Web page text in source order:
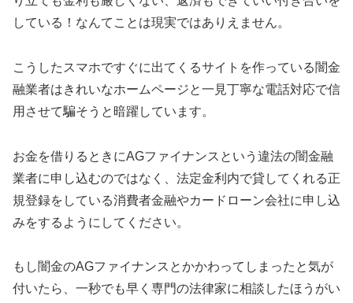
している！なんてことは現実ではありえません。
こうしたスマホですぐに出てくるサイトを作っている闇金
融業者はきれいなホームページと一見丁寧な電話対応で信
用させて騙そうと暗躍しています。
お金を借りるときにAGファイナンス という違法の闇金融
業者に申し込むのではなく、法定金利内で貸してくれる正
規登録をしている消費者金融やカードローン会社に申し込
みをするようにしてください。
もし闇金のAGファイナンス とかかわってしまったと気が
付いたら、一秒でも早く専門の法律家に相談したほうがい